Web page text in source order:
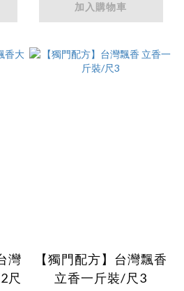
加入購物車
灣
尺
【獨門配方】台灣飄香
立香一斤裝/尺3